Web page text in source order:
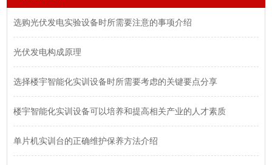
选购光伏发电实验设备时所需要注意的事项介绍
光伏发电构成原理
选择楼宇智能化实训设备时所需要考虑的关键要点分享
楼宇智能化实训设备可以培养和提高相关产业的人才素质
单片机实训台的正确维护保养方法介绍